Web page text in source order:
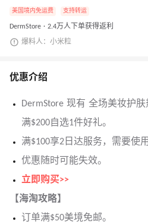
美国境内免运费 支持转运
DermStore · 2.4万人下单获得返利
爆料人：小米粒
优惠介绍
DermStore 现有 全场美妆护
满$200自选1件好礼。
满$100享2日达服务，需要使
优惠随时可能失效。
立即购买>>
【海淘攻略】
订单满$50美境免邮。